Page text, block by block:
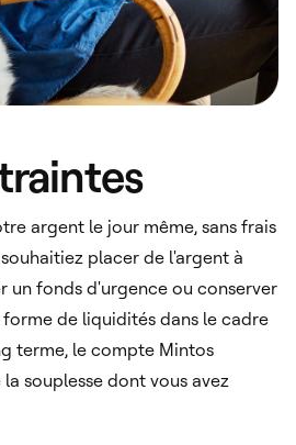
argent le jour même, sans frais
placer de l'argent à
un fonds d'urgence ou conserver
de liquidités dans le cadre
terme, le compte Mintos
souplesse dont vous avez